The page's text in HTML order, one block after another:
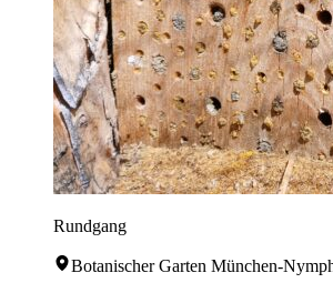
Rundgang
Botanischer Garten München-